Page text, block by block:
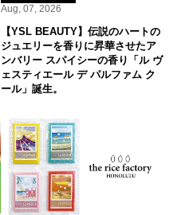
Aug, 07, 2026
【YSL BEAUTY】伝説のハートの
ジュエリーを香りに昇華させたア
ンバリー スパイシーの香り「ル ヴ
ェスティエール デ パルファム ク
ール」誕生。